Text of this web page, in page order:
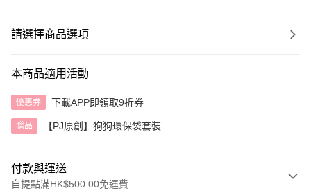
請選擇商品選項
本商品適用活動
優惠券 下載APP即領取9折券
贈品 【PJ原創】狗狗環保袋套裝
付款與運送
自提點滿HK$500.00免運費